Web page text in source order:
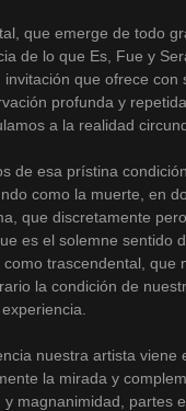
que emerge de todo
de lo que Es, Fue y
que ofrece con
profunda y
a la realidad
de esa prístina
como la muerte, en
que discretamente
es el solemne sentido
trascendental, que
la condición de
nuestra artista viene
la mirada y
magnanimidad, partes